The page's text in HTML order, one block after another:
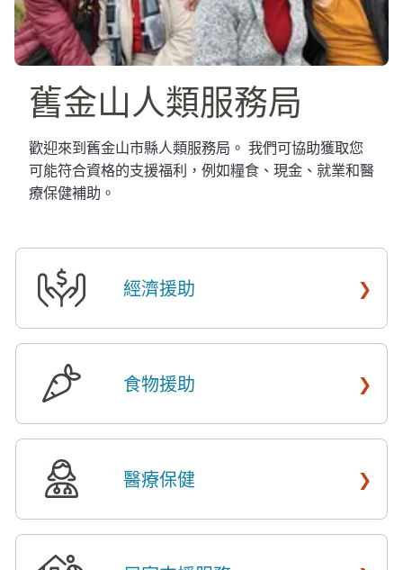
舊金山人類服務局​​
歡迎來到舊金山市縣人類服務局。 我們可協助獲取您
可能符合資格的支援福利，例如糧食、現金、就業和醫
療保健補助。​​
經濟援助 ›
食物援助 ›
醫療保健 ›